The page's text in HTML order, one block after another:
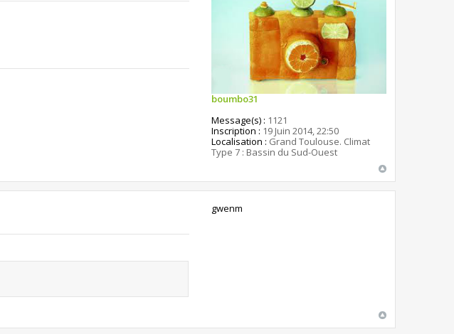
boumbo31
Message(s) : 1121
Inscription : 19 Juin 2014, 22:50
Localisation : Grand Toulouse. Climat
Type 7 : Bassin du Sud-Ouest
gwenm